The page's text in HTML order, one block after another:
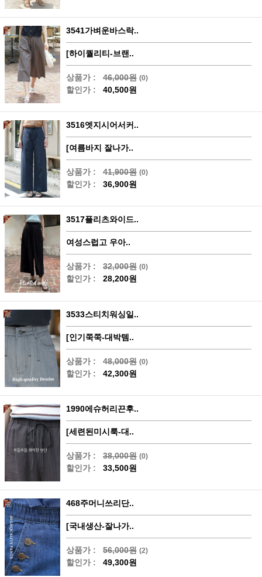
3541가벼운바스락..
[하이퀄리티-브랜..
상품가 : 46,000원 (0)
할인가 : 40,500원
3516엣지시어서커..
[여름바지 잘나가..
상품가 : 41,900원 (0)
할인가 : 36,900원
3517플리츠와이드..
여성스럽고 우아..
상품가 : 32,000원 (0)
할인가 : 28,200원
3533스티치워싱일..
[인기쭉쭉-대박템..
상품가 : 48,000원 (0)
할인가 : 42,300원
1990에슈허리끈후..
[세련된미시룩-대..
상품가 : 38,000원 (0)
할인가 : 33,500원
468주머니쓰리단..
[국내생산-잘나가..
상품가 : 56,000원 (2)
할인가 : 49,300원